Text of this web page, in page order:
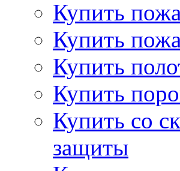
Купить
Купить
Купить
Купить
Купить со
защиты